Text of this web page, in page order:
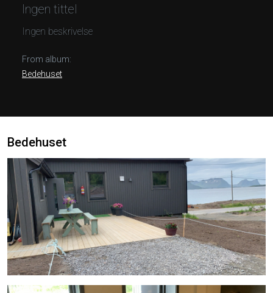
Ingen tittel
Ingen beskrivelse
From album:
Bedehuset
Bedehuset